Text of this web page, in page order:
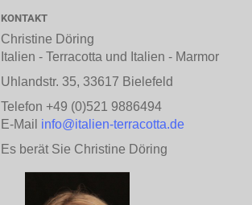
KONTAKT
Christine Döring
Italien - Terracotta und Italien - Marmor
Uhlandstr. 35, 33617 Bielefeld
Telefon +49 (0)521 9886494
E-Mail info@italien-terracotta.de
Es berät Sie Christine Döring